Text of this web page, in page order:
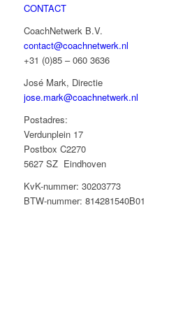
CONTACT
CoachNetwerk B.V.
contact@coachnetwerk.nl
+31 (0)85 – 060 3636
José Mark, Directie
jose.mark@coachnetwerk.nl
Postadres:
Verdunplein 17
Postbox C2270
5627 SZ Eindhoven
KvK-nummer: 30203773
BTW-nummer: 814281540B01